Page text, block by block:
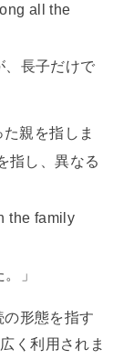
all the
、長子だけで
親を指しま
指し、異なる
the family
」
形態を指す
く利用されま